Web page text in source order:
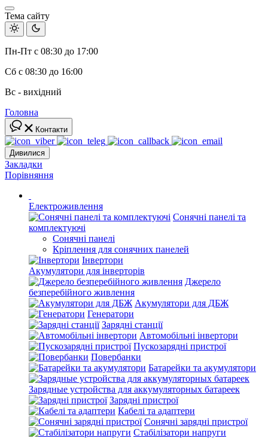
Тема сайту
Пн-Пт с 08:30 до 17:00
Сб с 08:30 до 16:00
Вс - вихідний
Головна
Контакти
Дивилися
Закладки
Порівняння
Електроживлення
Сонячні панелі та
комплектуючі
Сонячні панелі
Кріплення для сонячних панелей
Інвертори
Акумулятори для інверторів
Джерело
безперебійного живлення
Акумулятори для ДБЖ
Генератори
Зарядні станції
Автомобільні інвертори
Пускозарядні пристрої
Повербанки
Батарейки та акумулятори
Зарядные устройства для аккумуляторных батареек
Зарядні пристрої
Кабелі та адаптери
Сонячні зарядні пристрої
Стабілізатори напруги